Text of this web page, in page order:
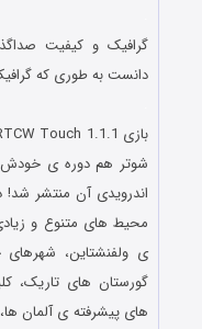
گرافیک و کیفیت
دانست به طوری که
شوتر هم دوره ی خودش
اندرویدی آن منتشر شد!
محیط های متنوع و
ی ولفنشتاین،
گورستان های تاریک،
های پیشرفته ی آلمان